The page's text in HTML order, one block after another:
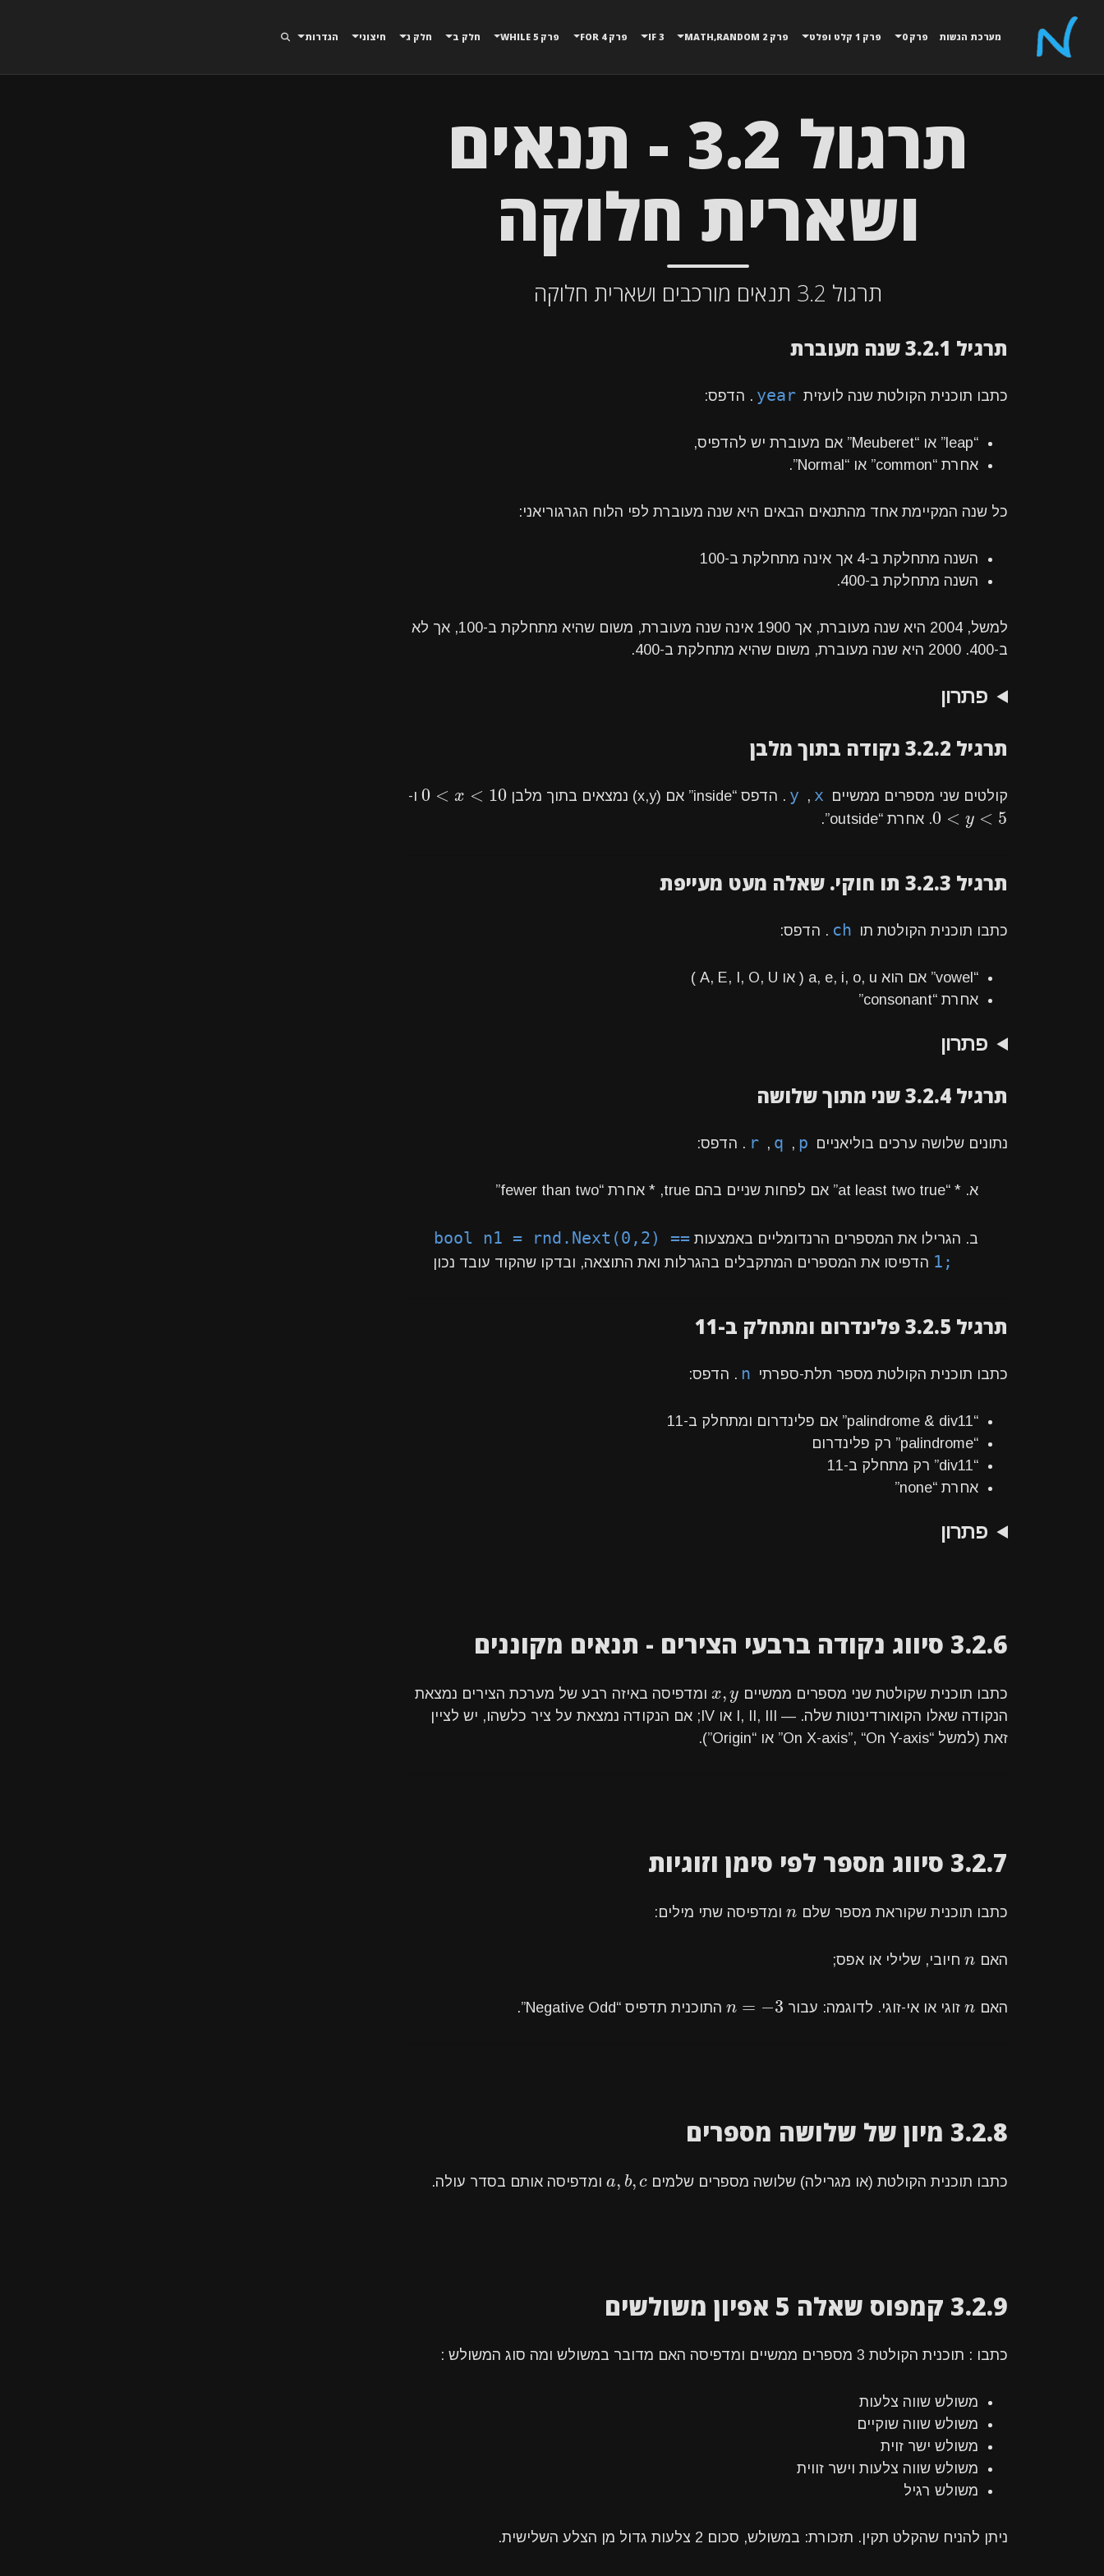
מערכת הגשות פרק 0 פרק 1 קלט ופלט פרק 2 MATH,RANDOM 3 IF פרק 4 FOR פרק 5 WHILE חלק ב חלק ג חיצוני הגדרות
תרגול 3.2 - תנאים
ושארית חלוקה
תרגול 3.2 תנאים מורכבים ושארית חלוקה
תרגיל 3.2.1 שנה מעוברת
כתבו תוכנית הקולטת שנה לועזית year . הדפס:
“leap” או “Meuberet” אם מעוברת יש להדפיס,
אחרת “common” או “Normal”.
כל שנה המקיימת אחד מהתנאים הבאים היא שנה מעוברת לפי הלוח הגרגוריאני:
השנה מתחלקת ב-4 אך אינה מתחלקת ב-100
השנה מתחלקת ב-400.
למשל, 2004 היא שנה מעוברת, אך 1900 אינה שנה מעוברת, משום שהיא מתחלקת ב-100, אך לא
ב-400. 2000 היא שנה מעוברת, משום שהיא מתחלקת ב-400.
פתרון
תרגיל 3.2.2 נקודה בתוך מלבן
קולטים שני מספרים ממשיים x
,
y . הדפס “inside” אם (x,y) נמצאים בתוך מלבן 0 < x < 10
0 <x <10 ו-
0 < y < 5
0 <y <5 . אחרת “outside”.
תרגיל 3.2.3 תו חוקי. שאלה מעט מעייפת
כתבו תוכנית הקולטת תו ch . הדפס:
“vowel” אם הוא a, e, i, o, u ( או A, E, I, O, U )
אחרת “consonant”
פתרון
תרגיל 3.2.4 שני מתוך שלושה
נתונים שלושה ערכים בוליאניים p
,
q
,
r . הדפס:
א. * “at least two true” אם לפחות שניים בהם true, * אחרת “fewer than two”
ב. הגרילו את המספרים הרנדומליים באמצעות bool n1 = rnd.Next(0,2) ==
1; הדפיסו את המספרים המתקבלים בהגרלות ואת התוצאה, ובדקו שהקוד עובד נכון
תרגיל 3.2.5 פלינדרום ומתחלק ב-11
כתבו תוכנית הקולטת מספר תלת-ספרתי n . הדפס:
“palindrome & div11” אם פלינדרום ומתחלק ב-11
“palindrome” רק פלינדרום
“div11” רק מתחלק ב-11
אחרת “none”
פתרון
3.2.6 סיווג נקודה ברבעי הצירים - תנאים מקוננים
כתבו תוכנית שקולטת שני מספרים ממשיים x, y
x,y
ומדפיסה באיזה רבע של מערכת הצירים נמצאת
הנקודה שאלו הקואורדינטות שלה. — I, II, III או IV; אם הנקודה נמצאת על ציר כלשהו, יש לציין
זאת (למשל “On X-axis”, “On Y-axis” או “Origin”).
3.2.7 סיווג מספר לפי סימן וזוגיות
כתבו תוכנית שקוראת מספר שלם n
nומדפיסה שתי מילים:
האם n
nחיובי, שלילי או אפס;
האם n
nזוגי או אי-זוגי. לדוגמה: עבור n = −3
n=− 3 התוכנית תדפיס “Negative Odd”.
3.2.8 מיון של שלושה מספרים
כתבו תוכנית הקולטת (או מגרילה) שלושה מספרים שלמים a, b, c
a, b,c ומדפיסה אותם בסדר עולה.
3.2.9 קמפוס שאלה 5 אפיון משולשים
כתבו : תוכנית הקולטת 3 מספרים ממשיים ומדפיסה האם מדובר במשולש ומה סוג המשולש :
משולש שווה צלעות
משולש שווה שוקיים
משולש ישר זוית
משולש שווה צלעות וישר זווית
משולש רגיל
ניתן להניח שהקלט תקין. תזכורת: במשולש, סכום 2 צלעות גדול מן הצלע השלישית.